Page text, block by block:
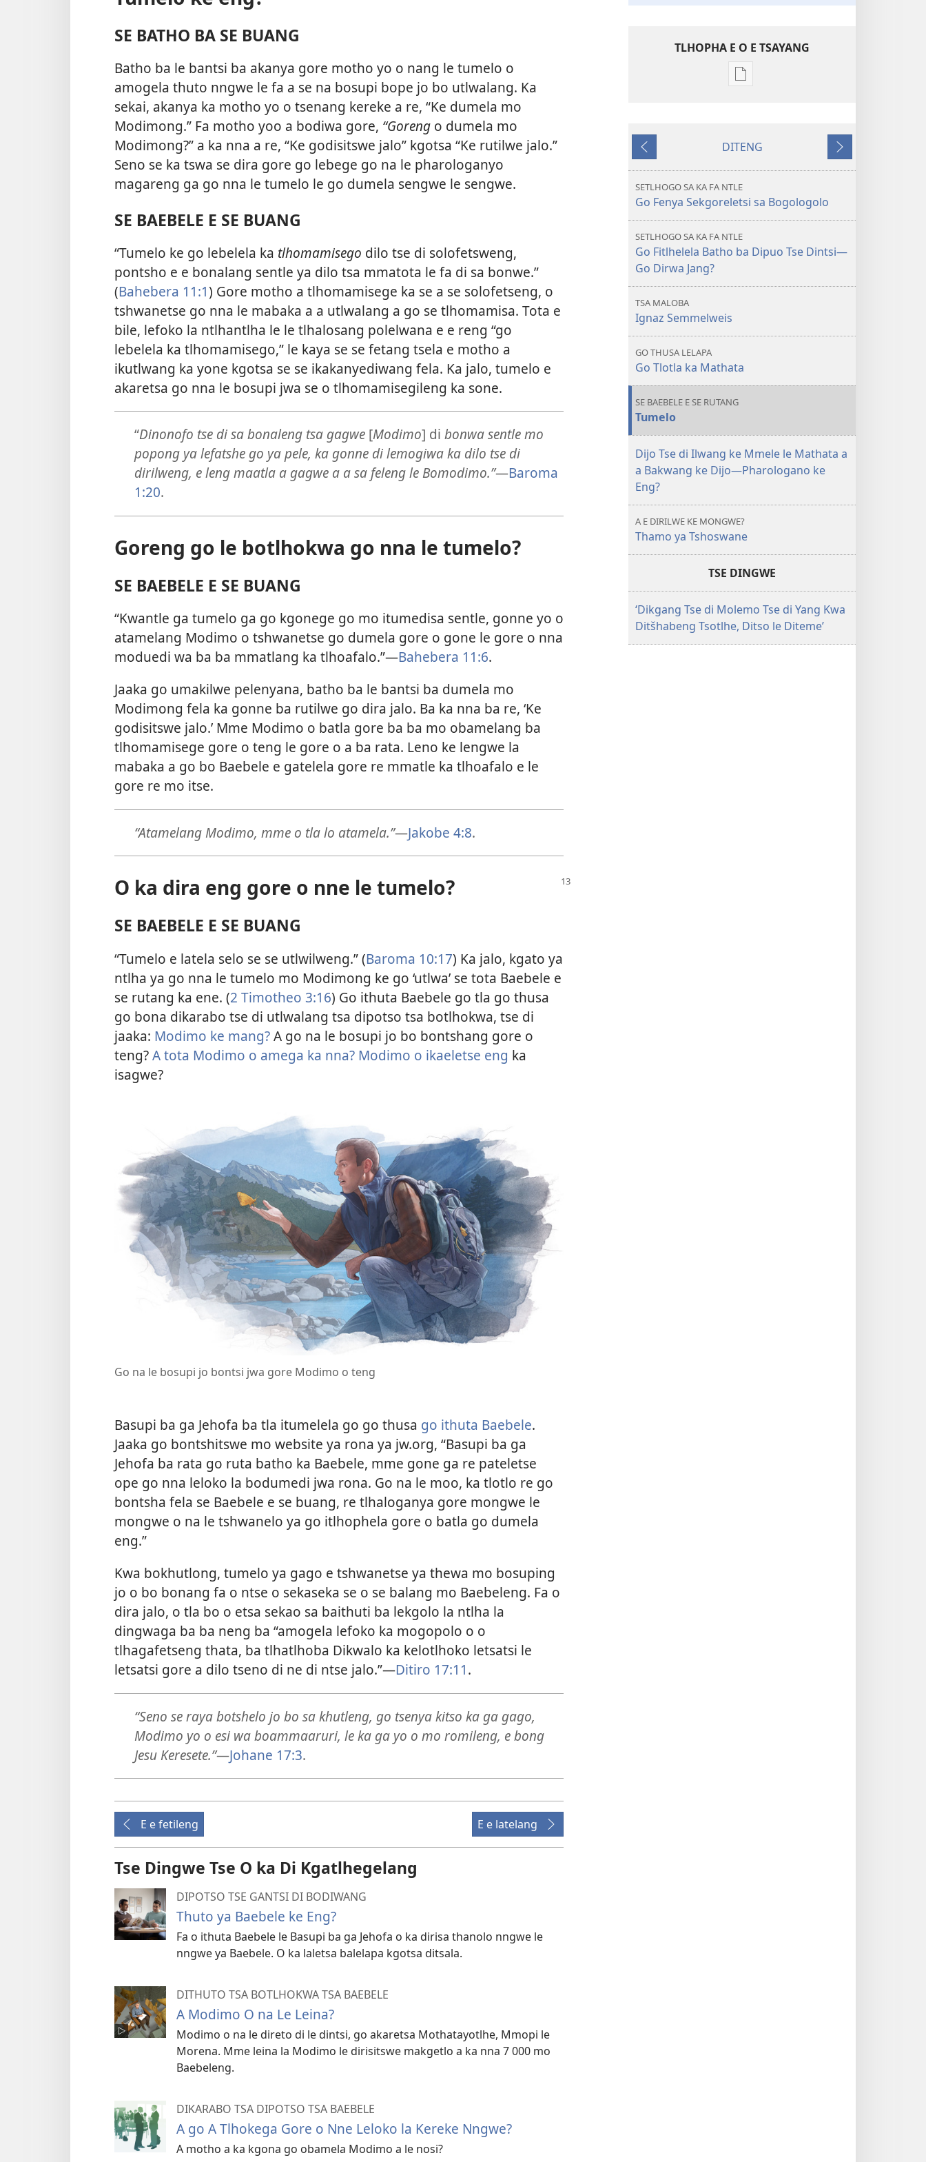
SE BATHO BA SE BUANG
Batho ba le bantsi ba akanya gore motho yo o nang le tumelo o
amogela thuto nngwe le fa a se na bosupi bope jo bo utlwalang. Ka
sekai, akanya ka motho yo o tsenang kereke a re, “Ke dumela mo
Modimong.” Fa motho yoo a bodiwa gore, “Goreng o dumela mo
Modimong?” a ka nna a re, “Ke godisitswe jalo” kgotsa “Ke rutilwe jalo.”
Seno se ka tswa se dira gore go lebege go na le pharologanyo
magareng ga go nna le tumelo le go dumela sengwe le sengwe.
SE BAEBELE E SE BUANG
“Tumelo ke go lebelela ka tlhomamisego dilo tse di solofetsweng,
pontsho e e bonalang sentle ya dilo tsa mmatota le fa di sa bonwe.”
(Bahebera 11:1) Gore motho a tlhomamisege ka se a se solofetseng, o
tshwanetse go nna le mabaka a a utlwalang a go se tlhomamisa. Tota e
bile, lefoko la ntlhantlha le le tlhalosang polelwana e e reng “go
lebelela ka tlhomamisego,” le kaya se se fetang tsela e motho a
ikutlwang ka yone kgotsa se se ikakanyediwang fela. Ka jalo, tumelo e
akaretsa go nna le bosupi jwa se o tlhomamisegileng ka sone.
“Dinonofo tse di sa bonaleng tsa gagwe [Modimo] di bonwa sentle mo
popong ya lefatshe go ya pele, ka gonne di lemogiwa ka dilo tse di
dirilweng, e leng maatla a gagwe a a sa feleng le Bomodimo.”—Baroma
1:20.
Goreng go le botlhokwa go nna le tumelo?
SE BAEBELE E SE BUANG
“Kwantle ga tumelo ga go kgonege go mo itumedisa sentle, gonne yo o
atamelang Modimo o tshwanetse go dumela gore o gone le gore o nna
moduedi wa ba ba mmatlang ka tlhoafalo.”—Bahebera 11:6.
Jaaka go umakilwe pelenyana, batho ba le bantsi ba dumela mo
Modimong fela ka gonne ba rutilwe go dira jalo. Ba ka nna ba re, ‘Ke
godisitswe jalo.’ Mme Modimo o batla gore ba ba mo obamelang ba
tlhomamisege gore o teng le gore o a ba rata. Leno ke lengwe la
mabaka a go bo Baebele e gatelela gore re mmatle ka tlhoafalo e le
gore re mo itse.
“Atamelang Modimo, mme o tla lo atamela.”—Jakobe 4:8.
O ka dira eng gore o nne le tumelo?
SE BAEBELE E SE BUANG
“Tumelo e latela selo se se utlwilweng.” (Baroma 10:17) Ka jalo, kgato ya
ntlha ya go nna le tumelo mo Modimong ke go ‘utlwa’ se tota Baebele e
se rutang ka ene. (2 Timotheo 3:16) Go ithuta Baebele go tla go thusa
go bona dikarabo tse di utlwalang tsa dipotso tsa botlhokwa, tse di
jaaka: Modimo ke mang?A go na le bosupi jo bo bontshang gore o
teng?A tota Modimo o amega ka nna? Modimo o ikaeletse eng ka
isagwe?
Go na le bosupi jo bontsi jwa gore Modimo o teng
Basupi ba ga Jehofa ba tla itumelela go go thusa go ithuta Baebele.
Jaaka go bontshitswe mo website ya rona ya jw.org, “Basupi ba ga
Jehofa ba rata go ruta batho ka Baebele, mme gone ga re pateletse
ope go nna leloko la bodumedi jwa rona. Go na le moo, ka tlotlo re go
bontsha fela se Baebele e se buang, re tlhaloganya gore mongwe le
mongwe o na le tshwanelo ya go itlhophela gore o batla go dumela
eng.”
Kwa bokhutlong, tumelo ya gago e tshwanetse ya thewa mo bosuping
jo o bo bonang fa o ntse o sekaseka se o se balang mo Baebeleng. Fa o
dira jalo, o tla bo o etsa sekao sa baithuti ba lekgolo la ntlha la
dingwaga ba ba neng ba “amogela lefoko ka mogopolo o o
tlhagafetseng thata, ba tlhatlhoba Dikwalo ka kelotlhoko letsatsi le
letsatsi gore a dilo tseno di ne di ntse jalo.”—Ditiro 17:11.
“Seno se raya botshelo jo bo sa khutleng, go tsenya kitso ka ga gago,
Modimo yo o esi wa boammaaruri, le ka ga yo o mo romileng, e bong
Jesu Keresete.”—Johane 17:3.
E e fetileng E e latelang
Tse Dingwe Tse O ka Di Kgatlhegelang
DIPOTSO TSE GANTSI DI BODIWANG
Thuto ya Baebele ke Eng?
Fa o ithuta Baebele le Basupi ba ga Jehofa o ka dirisa thanolo nngwe le
nngwe ya Baebele. O ka laletsa balelapa kgotsa ditsala.
DITHUTO TSA BOTLHOKWA TSA BAEBELE
A Modimo O na Le Leina?
Modimo o na le direto di le dintsi, go akaretsa Mothatayotlhe, Mmopi le
Morena. Mme leina la Modimo le dirisitswe makgetlo a ka nna 7 000 mo
Baebeleng.
DIKARABO TSA DIPOTSO TSA BAEBELE
A go A Tlhokega Gore o Nne Leloko la Kereke Nngwe?
A motho a ka kgona go obamela Modimo a le nosi?
TLHOPHA E O E TSAYANG
Ditsela
dikgatiso
ileketeroniki
TSOGANG!
Fitlhelela
Batho
e
fetileng
DITENG
e
SETLHOGO SA KA FA NTLE
Go Fenya Sekgoreletsi sa Bogologolo
SETLHOGO SA KA FA NTLE
Go Fitlhelela Batho ba Dipuo Tse Dintsi—
Go Dirwa Jang?
TSA MALOBA
Ignaz Semmelweis
GO THUSA LELAPA
Go Tlotla ka Mathata
SE BAEBELE E SE RUTANG
Tumelo
Dijo Tse di Ilwang ke Mmele le Mathata a
a Bakwang ke Dijo—Pharologano ke
Eng?
A E DIRILWE KE MONGWE?
Thamo ya Tshoswane
TSE DINGWE
‘Dikgang Tse di Molemo Tse di Yang Kwa
Ditšhabeng Tsotlhe, Ditso le Diteme’